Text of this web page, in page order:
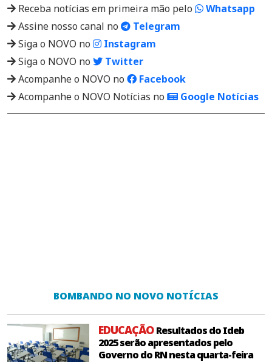
Receba notícias em primeira mão pelo
Whatsapp
Assine nosso canal no
Telegram
Siga o NOVO no
Instagram
Siga o NOVO no
Twitter
Acompanhe o NOVO no
Facebook
Acompanhe o NOVO Notícias no
Google Notícias
BOMBANDO NO NOVO NOTÍCIAS
EDUCAÇÃOResultados do Ideb
2025 serão apresentados pelo
Governo do RN nesta quarta-feira